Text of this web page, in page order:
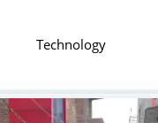
Technology